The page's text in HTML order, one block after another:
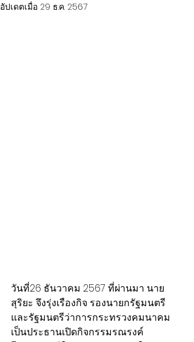
อัปเดตเมื่อ 29 ธ.ค. 2567
วันที่26 ธันวาคม 2567 ที่ผ่านมา นาย
สุริยะ จึงรุ่งเรืองกิจ รองนายกรัฐมนตรี
และรัฐมนตรีว่าการกระทรวงคมนาคม
เป็นประธานเปิดกิจกรรมรณรงค์